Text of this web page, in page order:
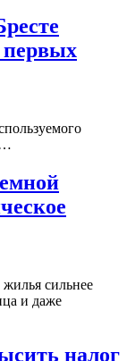
первых
сильнее
и даже
налог